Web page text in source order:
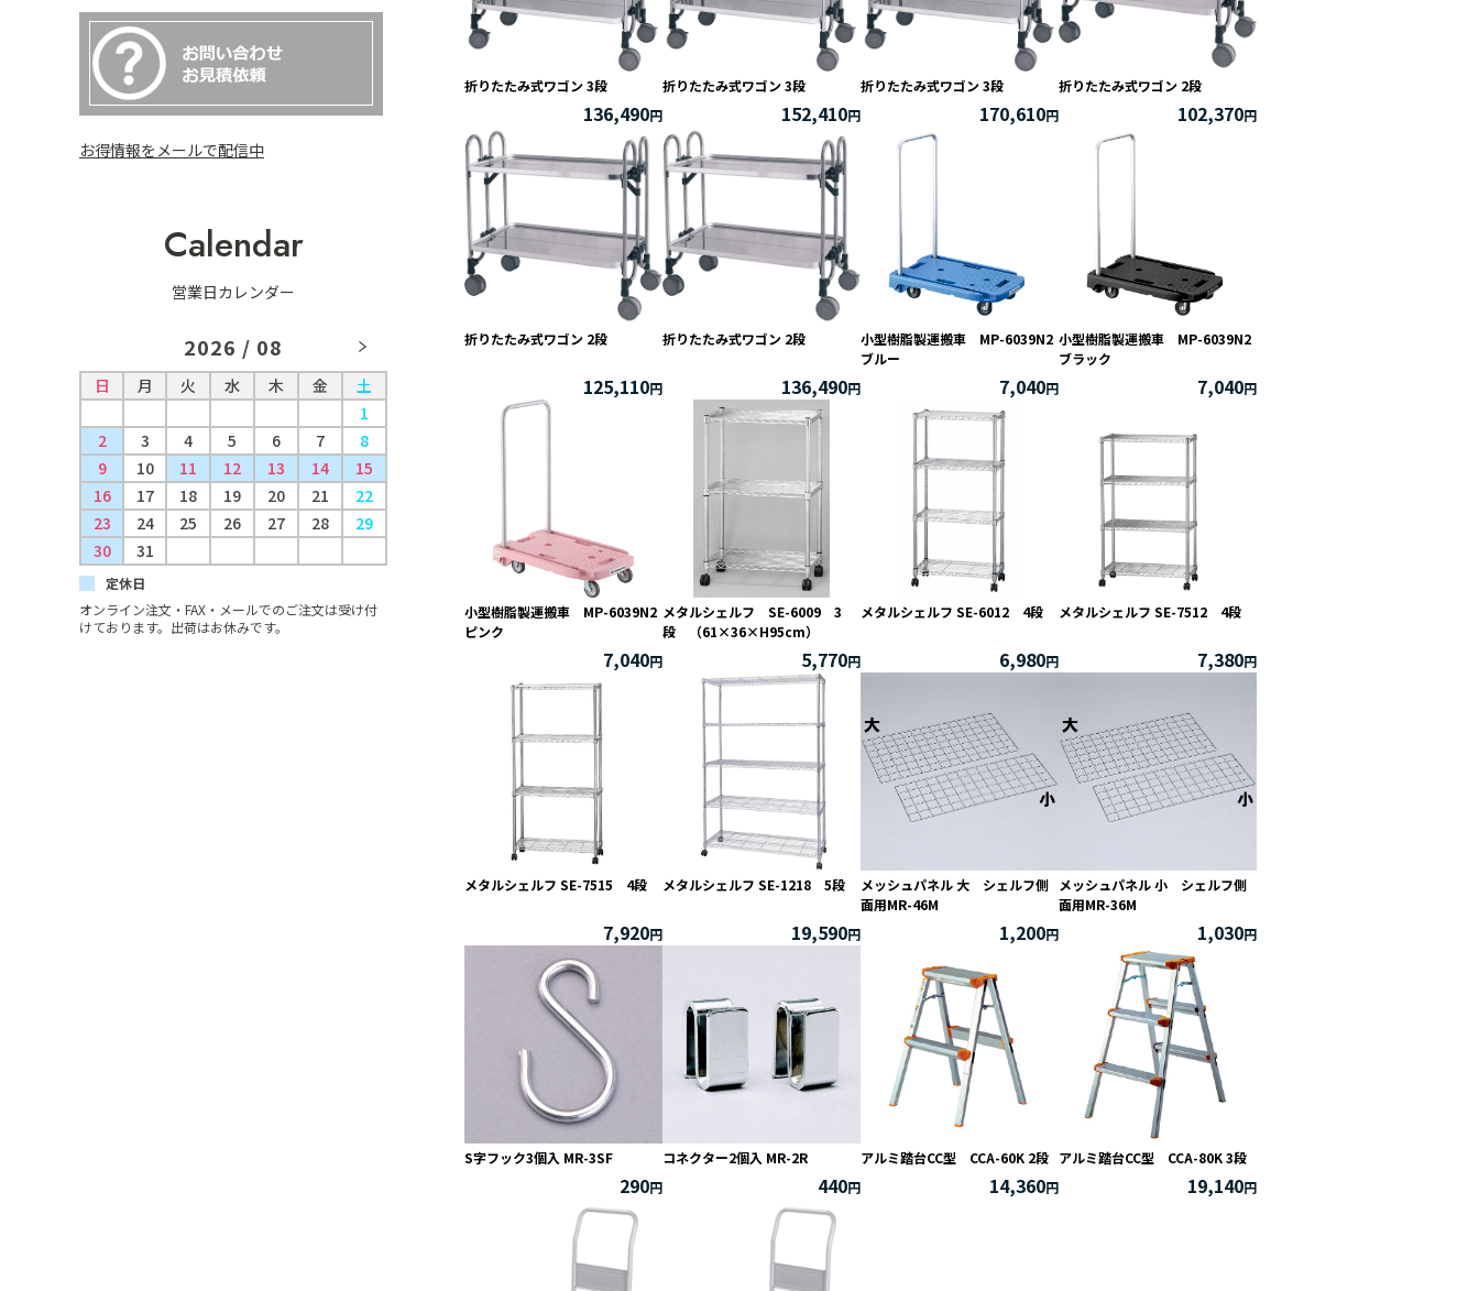
お得情報をメールで配信中
Calendar
営業日カレンダー
2026 / 08
日 月 火 水 木 金
土
1
2
3 4 5 6 7
8
9
10 11 12 13 14
15
16
17 18 19 20 21
22
23
24 25 26 27 28
29
30
31
2026 / 09
木 金
30
2026 / 10
火 水
2
3
11
16
17
18
19 20
30 31
定休日
オンライン注文・FAX・メールでのご注文は受け付
けております。出荷はお休みです。
折りたたみ式ワゴン 3段
136,490
折りたたみ式ワゴン 3段
152,410
折りたたみ式ワゴン 3段
170,610
折りたたみ式ワゴン 2段
102,370
折りたたみ式ワゴン 2段
125,110
折りたたみ式ワゴン 2段
136,490
小型樹脂製運搬車 MP-6039N2
ブルー
7,040
小型樹脂製運搬車 MP-6039N2
ブラック
7,040
小型樹脂製運搬車 MP-6039N2
ピンク
7,040
メタルシェルフ SE-6009 3
段 （61×36×H95cm）
5,770
メタルシェルフ SE-6012 4段
6,980
メタルシェルフ SE-7512 4段
7,380
メタルシェルフ SE-7515 4段
7,920
メタルシェルフ SE-1218 5段
19,590
メッシュパネル 大 シェルフ側
面用MR-46M
1,200
メッシュパネル 小 シェルフ側
面用MR-36M
1,030
S字フック3個入 MR-3SF
290
コネクター2個入 MR-2R
440
アルミ踏台CC型 CCA-60K 2段
14,360
アルミ踏台CC型 CCA-80K 3段
19,140